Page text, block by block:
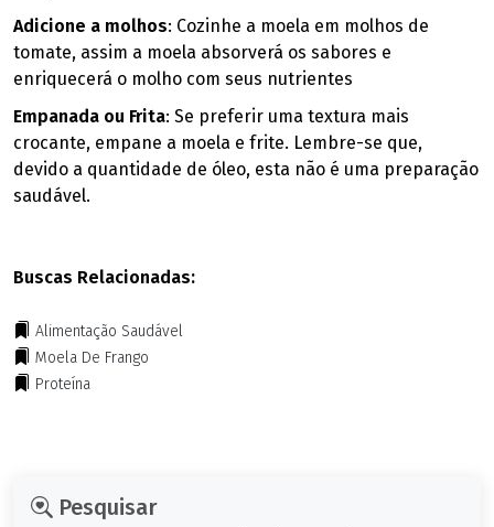
Adicione a molhos: Cozinhe a moela em molhos de
tomate, assim a moela absorverá os sabores e
enriquecerá o molho com seus nutrientes
Empanada ou Frita: Se preferir uma textura mais
crocante, empane a moela e frite. Lembre-se que,
devido a quantidade de óleo, esta não é uma preparação
saudável.
Buscas Relacionadas:
Alimentação Saudável
Moela De Frango
Proteína
Pesquisar